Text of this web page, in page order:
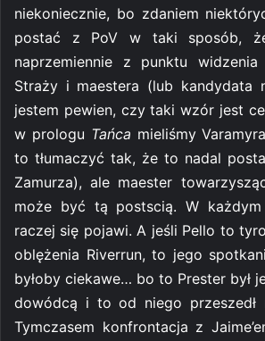
niekoniecznie, bo zdaniem
postać z PoV w taki sposób,
naprzemiennie z punktu
Straży i maestera (lub kandydata
jestem pewien, czy taki wzór jest
w prologu Tańca mieliśmy
to tłumaczyć tak, że to nadal
Zamurza), ale maester
może być tą postscią. W
raczej się pojawi. A jeśli Pello to
oblężenia Riverrun, to jego
byłoby ciekawe… bo to Prester był
dowódcą i to od niego przeszedł
Tymczasem konfrontacja z